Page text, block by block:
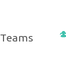
Teams